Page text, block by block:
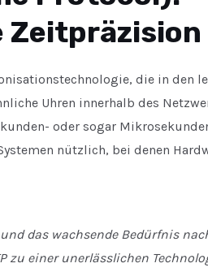
Zeitpräzision
die in den
Uhren innerhalb des
oder sogar
nützlich, bei denen
das wachsende Bedürfnis
zu einer unerlässlichen